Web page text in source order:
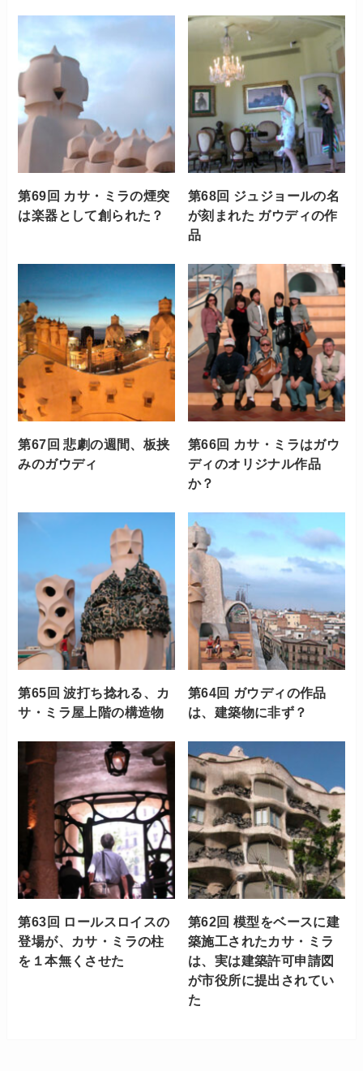
第69回 カサ・ミラの煙突
は楽器として創られた？
第68回 ジュジョールの名
が刻まれた ガウディの作
品
第67回 悲劇の週間、板挟
みのガウディ
第66回 カサ・ミラはガウ
ディのオリジナル作品
か？
第65回 波打ち捻れる、カ
サ・ミラ屋上階の構造物
第64回 ガウディの作品
は、建築物に非ず？
第63回 ロールスロイスの
登場が、カサ・ミラの柱
を１本無くさせた
第62回 模型をベースに建
築施工されたカサ・ミラ
は、実は建築許可申請図
が市役所に提出されてい
た